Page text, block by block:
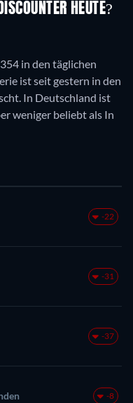
HEUTE?
in den täglichen
ist seit gestern in den
In Deutschland ist
weniger beliebt als In
-22
-31
-37
-8